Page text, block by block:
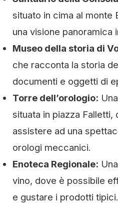
situato in cima al monte
una visione panoramica
Museo della storia di
che racconta la storia
documenti e oggetti di
Torre dell’orologio:
situata in piazza Falletti,
assistere ad una
orologi meccanici.
Enoteca Regionale:
vino, dove è possibile
e gustare i prodotti tipici.